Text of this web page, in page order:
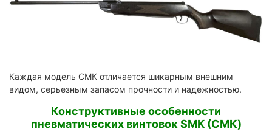
Каждая модель СМК отличается шикарным внешним
видом, серьезным запасом прочности и надежностью.
Конструктивные особенности
пневматических винтовок SMK (СМК)